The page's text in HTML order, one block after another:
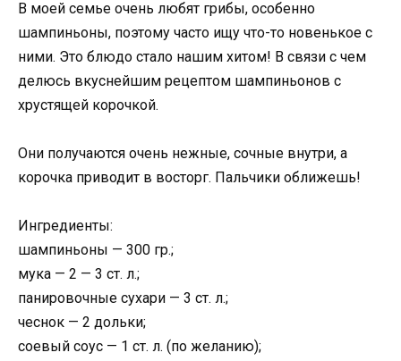
В моей семье очень любят грибы, особенно
шампиньоны, поэтому часто ищу что-то новенькое с
ними. Это блюдо стало нашим хитом! В связи с чем
делюсь вкуснейшим рецептом шампиньонов с
хрустящей корочкой.
Они получаются очень нежные, сочные внутри, а
корочка приводит в восторг. Пальчики оближешь!
Ингредиенты:
шампиньоны — 300 гр.;
мука — 2 — 3 ст. л.;
панировочные сухари — 3 ст. л.;
чеснок — 2 дольки;
соевый соус — 1 ст. л. (по желанию);